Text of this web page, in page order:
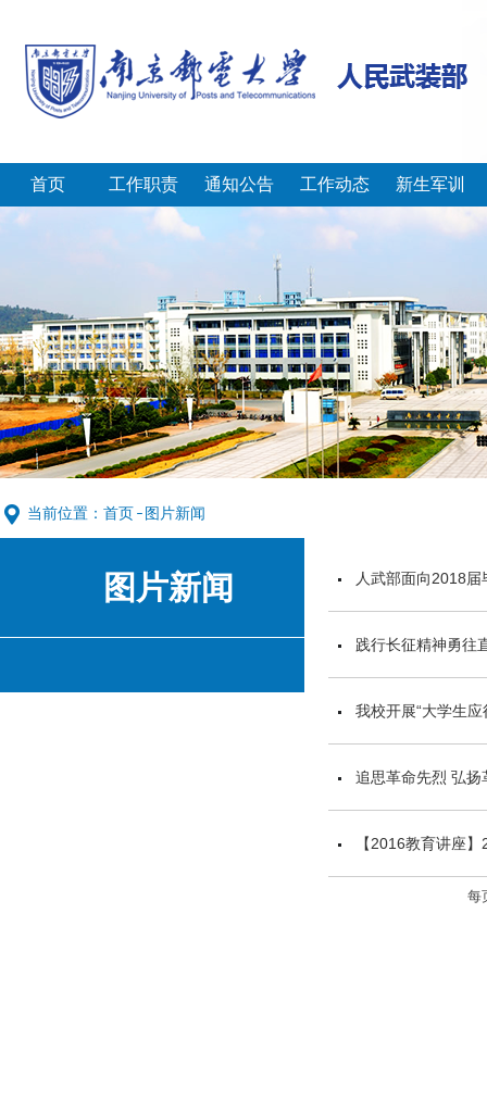
首页 工作职责 通知公告 工作动态 新生军训
当前位置： 首页 图片新闻
图片新闻 人武部面向2018
践行长征精神勇
我校开展“大学生
追思革命先烈 弘扬
【2016教育讲座
每